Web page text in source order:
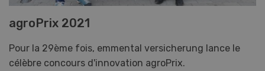
agroPrix 2021
Pour la 29ème fois, emmental versicherung lance le
célèbre concours d'innovation agroPrix.